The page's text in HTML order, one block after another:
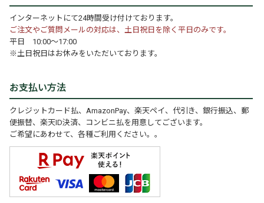
インターネットにて24時間受け付けております。
ご注文やご質問メールの対応は、土日祝日を除く平日のみです。
平日 10:00～17:00
※土日祝日はお休みをいただいております。
お支払い方法
クレジットカード払、AmazonPay、楽天ペイ、代引き、銀行振込、郵
便振替、楽天ID決済、コンビニ払を用意してございます。
ご希望にあわせて、各種ご利用ください。。